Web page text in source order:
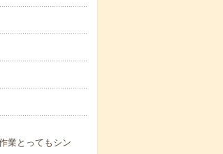
業とってもシン